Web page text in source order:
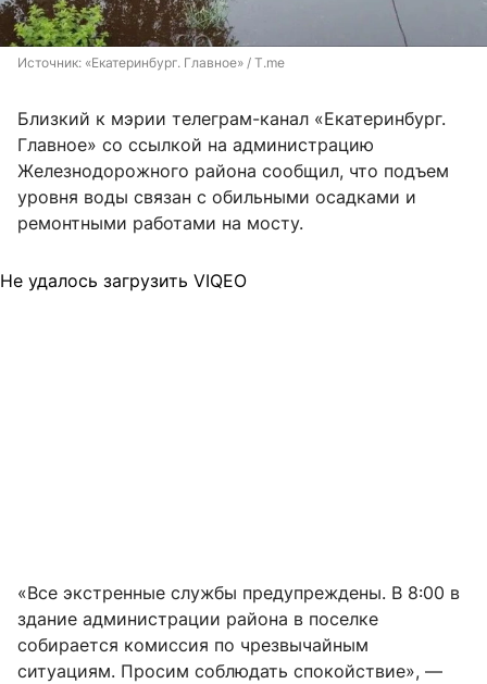
Источник: «Екатеринбург. Главное» / T.me
Близкий к мэрии телеграм-канал «Екатеринбург.
Главное» со ссылкой на администрацию
Железнодорожного района сообщил, что подъем
уровня воды связан с обильными осадками и
ремонтными работами на мосту.
Не удалось загрузить VIQEO
«Все экстренные службы предупреждены. В 8:00 в
здание администрации района в поселке
собирается комиссия по чрезвычайным
ситуациям. Просим соблюдать спокойствие», —